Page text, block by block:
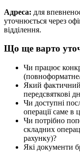
Адреса: для
уточнюється через
відділення.
Що ще варто
Чи працює
Який фактичний
передсвяткові
Чи доступні
операції саме в
Чи потрібно
складних
рахунку)?
Які документи